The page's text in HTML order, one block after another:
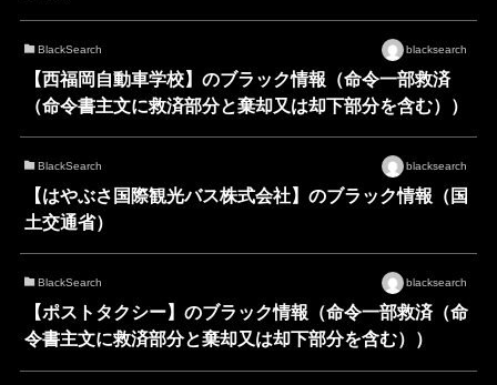
BlackSearch blacksearch
【西福岡自動車学校】のブラック情報（命令一部救済
（命令書主文に救済部分と棄却又は却下部分を含む））
BlackSearch blacksearch
【はやぶさ国際観光バス株式会社】のブラック情報（国
土交通省）
BlackSearch blacksearch
【ポストタクシー】のブラック情報（命令一部救済（命
令書主文に救済部分と棄却又は却下部分を含む））